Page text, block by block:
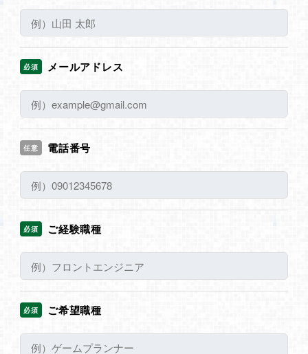
必須 メールアドレス
任意 電話番号
必須 ご経験職種
必須 ご希望職種